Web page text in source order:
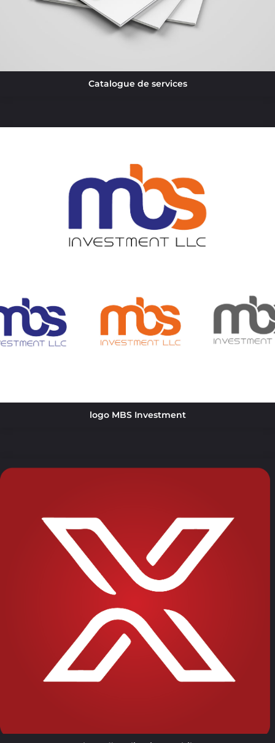
Catalogue de services
logo MBS Investment